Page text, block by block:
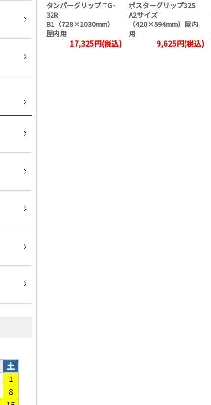
土
1
8
タンパーグリップ TG-
32R
B1（728×1030mm）
屋内用
17,325円(税込)
ポスターグリップ32S
A2サイズ
（420×594mm）屋内
用
9,625円(税込)